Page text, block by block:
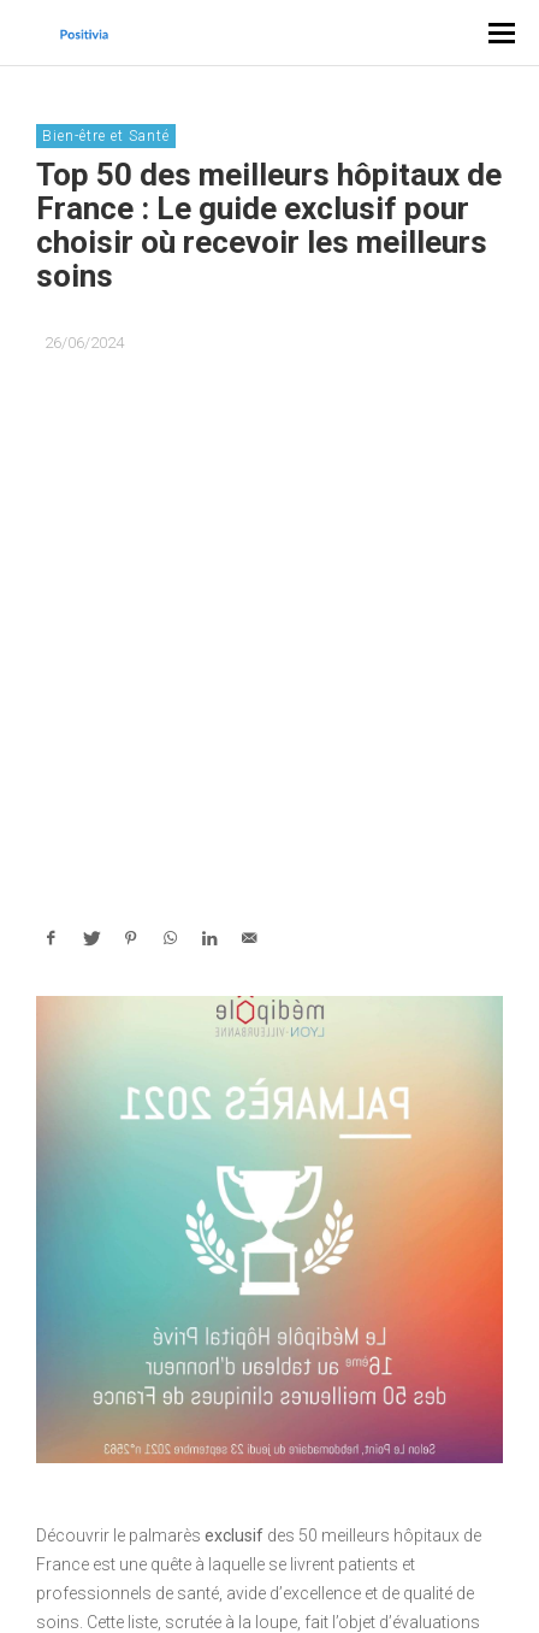
Bien-être et Santé
Top 50 des meilleurs hôpitaux de
France : Le guide exclusif pour
choisir où recevoir les meilleurs
soins
26/06/2024
Découvrir le palmarès exclusif des 50 meilleurs hôpitaux de
France est une quête à laquelle se livrent patients et
professionnels de santé, avide d’excellence et de qualité de
soins. Cette liste, scrutée à la loupe, fait l’objet d’évaluations